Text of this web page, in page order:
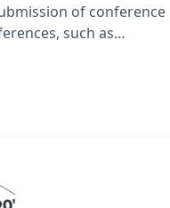
of conference
such as
with LuaLaTeX.
Vorlage für VDI
mich.